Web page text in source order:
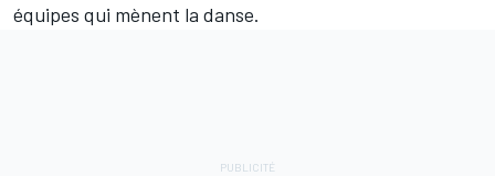
équipes qui mènent la danse.